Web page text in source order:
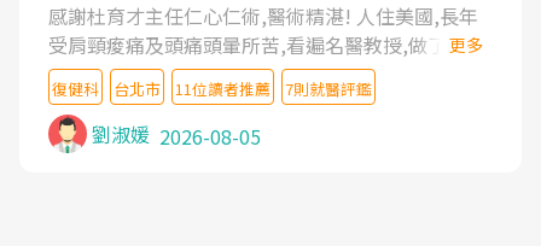
感謝杜育才主任仁心仁術,醫術精湛! 人住美國,長年
受肩頸痠痛及頭痛頭暈所苦,看遍名醫教授,做了各種
檢查,也嘗試過西醫打針,中醫針灸及物理徒手治療都
沒有用,後來連吃到嗎啡類止痛藥都效果有限,只是壓
症狀,沒多久就痛起來,多年失眠嚴重影響生活品質.
台灣親友介紹忠孝醫院杜育才主任是頸頭症候群專
更多
復健科 台北市 11位讀者推薦 7則就醫評鑑
劉淑媛 2026-08-05